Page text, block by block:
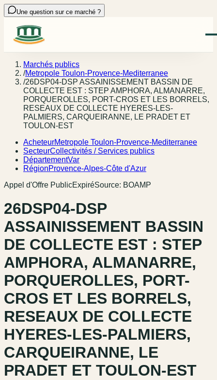
Une question sur ce marché ?
Marchés publics
/Metropole Toulon-Provence-Mediterranee
/26DSP04-DSP ASSAINISSEMENT BASSIN DE
COLLECTE EST : STEP AMPHORA, ALMANARRE,
PORQUEROLLES, PORT-CROS ET LES BORRELS,
RESEAUX DE COLLECTE HYERES-LES-
PALMIERS, CARQUEIRANNE, LE PRADET ET
TOULON-EST
AcheteurMetropole Toulon-Provence-Mediterranee
SecteurCollectivités / Services publics
DépartementVar
RégionProvence-Alpes-Côte d'Azur
Appel d'Offre PublicExpiréSource: BOAMP
26DSP04-DSP
ASSAINISSEMENT BASSIN
DE COLLECTE EST : STEP
AMPHORA, ALMANARRE,
PORQUEROLLES, PORT-
CROS ET LES BORRELS,
RESEAUX DE COLLECTE
HYERES-LES-PALMIERS,
CARQUEIRANNE, LE
PRADET ET TOULON-EST